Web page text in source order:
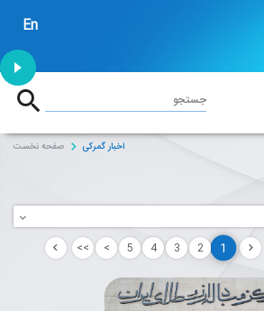
En
جستجو
صفحه نخست اخبار گمرکی
1
2
3
4
5
>
>>
1:53